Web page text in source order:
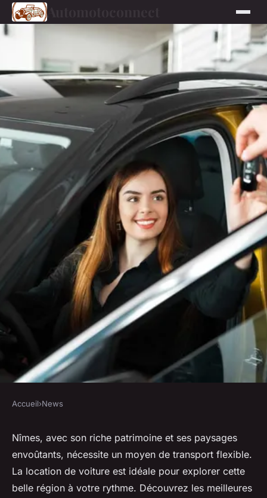
Automotoconnect
Découvrez les meilleures
options de location de voiture
à nîmes
Accueil›News
Nîmes, avec son riche patrimoine et ses paysages
envoûtants, nécessite un moyen de transport flexible.
La location de voiture est idéale pour explorer cette
belle région à votre rythme. Découvrez les meilleures